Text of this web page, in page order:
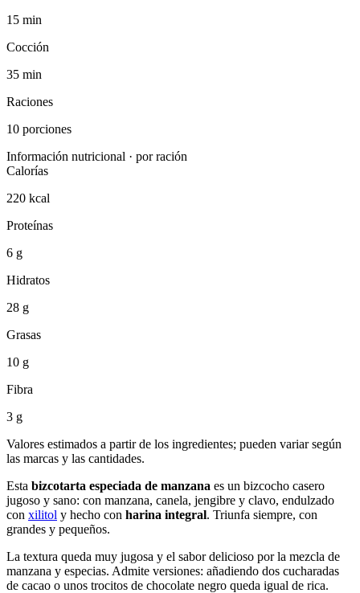
15 min
Cocción
35 min
Raciones
10 porciones
Información nutricional · por ración
Calorías
220 kcal
Proteínas
6 g
Hidratos
28 g
Grasas
10 g
Fibra
3 g
Valores estimados a partir de los ingredientes; pueden variar según
las marcas y las cantidades.
Esta bizcotarta especiada de manzana es un bizcocho casero
jugoso y sano: con manzana, canela, jengibre y clavo, endulzado
con xilitol y hecho con harina integral. Triunfa siempre, con
grandes y pequeños.
La textura queda muy jugosa y el sabor delicioso por la mezcla de
manzana y especias. Admite versiones: añadiendo dos cucharadas
de cacao o unos trocitos de chocolate negro queda igual de rica.